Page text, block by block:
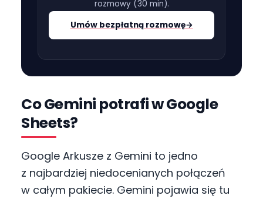
rozmowy (30 min).
Umów bezpłatną rozmowę→
Co Gemini potrafi w Google
Sheets?
Google Arkusze z Gemini to jedno
z najbardziej niedocenianych połączeń
w całym pakiecie. Gemini pojawia się tu